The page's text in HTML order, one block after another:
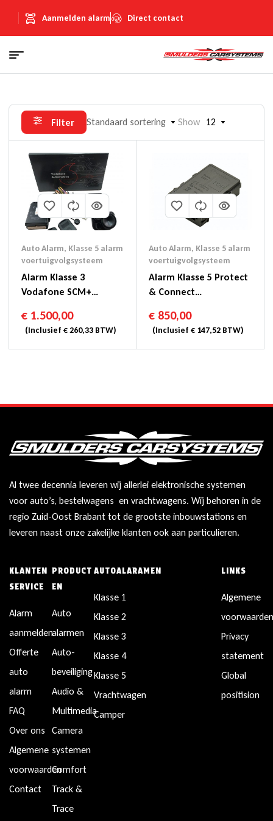
Aanmelden alarm Direct contact
Filter Standaard sortering Show 12
Auto Alarm, Klasse 5 alarm
voertuigvolgsysteem
Alarm Klasse 3
Vodafone SCM+
Voertuigvolgsysteem
Klasse 4 = Klasse 5
€ 1.500,00
(Inclusief €260,33 BTW)
Auto Alarm, Klasse 5 alarm
voertuigvolgsysteem
Alarm Klasse 5 Protect
& Connect
Originele Alarm
Koppeling
€ 850,00
(Inclusief € 147,52 BTW)
Al twee decennia leveren wij allerlei elektronische systemen
voor auto’s, bestelwagens en vrachtwagens. Wij behoren in de
regio Zuid-Oost Brabant tot de grootste inbouwstations en
leveren naast onze zakelijke klanten ook aan particulieren.
KLANTEN
SERVICE
Alarm
aanmelden
Offerte
auto
alarm
FAQ
Over ons
Algemene
voorwaarden
Contact
PRODUCT
EN
Auto
alarmen
Auto-
beveiliging
Audio &
Multimedia
Camera
systemen
Comfort
Track &
Trace
AUTOALARAMEN
Klasse 1
Klasse 2
Klasse 3
Klasse 4
Klasse 5
Vrachtwagen
Camper
LINKS
Algemene
Privacy
statement
Global
positision